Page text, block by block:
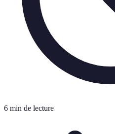
6 min de lecture